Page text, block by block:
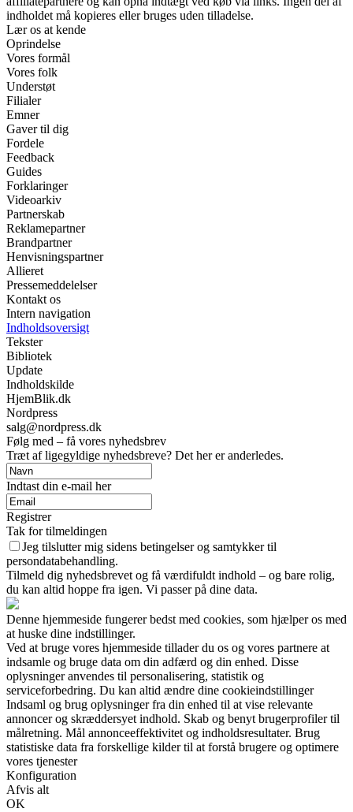
indholdet må kopieres eller bruges uden tilladelse.
Lær os at kende
Oprindelse
Vores formål
Vores folk
Understøt
Filialer
Emner
Gaver til dig
Fordele
Feedback
Guides
Forklaringer
Videoarkiv
Partnerskab
Reklamepartner
Brandpartner
Henvisningspartner
Allieret
Pressemeddelelser
Kontakt os
Intern navigation
Indholdsoversigt
Tekster
Bibliotek
Update
Indholdskilde
HjemBlik.dk
Nordpress
salg@nordpress.dk
Følg med – få vores nyhedsbrev
Træt af ligegyldige nyhedsbreve? Det her er anderledes.
Indtast din e-mail her
Registrer
Tak for tilmeldingen
Jeg tilslutter mig sidens betingelser og samtykker til
persondatabehandling.
Tilmeld dig nyhedsbrevet og få værdifuldt indhold – og bare rolig,
du kan altid hoppe fra igen. Vi passer på dine data.
Denne hjemmeside fungerer bedst med cookies, som hjælper os med
at huske dine indstillinger.
Ved at bruge vores hjemmeside tillader du os og vores partnere at
indsamle og bruge data om din adfærd og din enhed. Disse
oplysninger anvendes til personalisering, statistik og
serviceforbedring. Du kan altid ændre dine cookieindstillinger
Indsaml og brug oplysninger fra din enhed til at vise relevante
annoncer og skræddersyet indhold. Skab og benyt brugerprofiler til
målretning. Mål annonceeffektivitet og indholdsresultater. Brug
statistiske data fra forskellige kilder til at forstå brugere og optimere
vores tjenester
Konfiguration
Afvis alt
OK